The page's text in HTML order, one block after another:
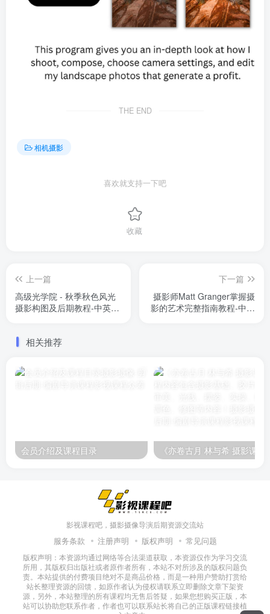
THE END
相机摄影
喜欢就支持一下吧
收藏
上一篇
高级光学院 - 秋季秋色风光
摄影构图及后期教程-中英字
下一篇
摄影师Matt Granger掌握摄
影的艺术完整指南教程-中英
相关推荐
会员介绍及课程目录
影视课程吧，摄影摄像导演后期资源交流站
服务条款 注册声明 版权声明 常见问题
版权声明：本资源均通过网络等合法渠道获取，本资源仅作为学习交流
所用，其版权归出版社或者原作者所有，本站不对所涉及的版权问题负
责。本站提供的付费项目绝对不是商品价格，而是一种用户赞助打赏给
站长整理资源的回馈，如原作者认为侵权请联系立即删除文章下架资
源，另外，本站整理的所有课程均无售后答疑，如果您想购买正版，本
站可以协助您联系作者，作者也可以联系站长将自己的正版课程链接植